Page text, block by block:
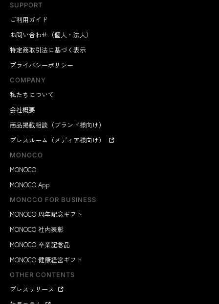
SUPPORT
ご利用ガイド
お問い合わせ（個人・法人）
特定商取引法に基づく表示
プライバシーポリシー
COMPANY
私たちについて
会社概要
商品掲載相談（ブランド様向け）
プレスルーム（メディア様向け）
MONOCO
MONOCO
MONOCO App
MONOCO FOR BUSINESS
MONOCO 周年記念ギフト
MONOCO 社内表彰
MONOCO 卒業記念品
MONOCO 健康経営ギフト
OTHER CONTENTS
プレスリリース